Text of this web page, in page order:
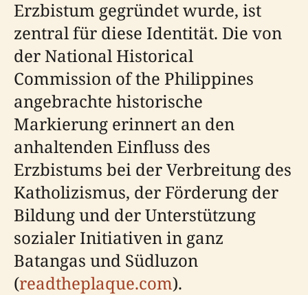
Erzbistum gegründet wurde, ist
zentral für diese Identität. Die von
der National Historical
Commission of the Philippines
angebrachte historische
Markierung erinnert an den
anhaltenden Einfluss des
Erzbistums bei der Verbreitung des
Katholizismus, der Förderung der
Bildung und der Unterstützung
sozialer Initiativen in ganz
Batangas und Südluzon
(readtheplaque.com).